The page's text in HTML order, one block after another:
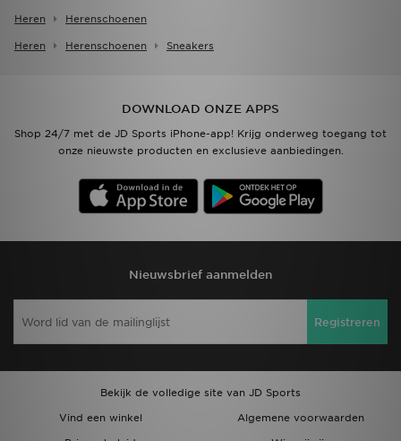
Heren Herenschoenen
Heren Herenschoenen Sneakers
DOWNLOAD ONZE APPS
Shop 24/7 met de JD Sports iPhone-app! Krijg onderweg toegang tot
onze nieuwste producten en exclusieve aanbiedingen.
Nieuwsbrief aanmelden
Registreren
Bekijk de volledige site van JD Sports
Vind een winkel
Algemene voorwaarden